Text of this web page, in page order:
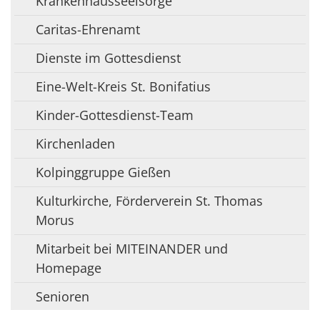
Caritas-Ehrenamt
Dienste im Gottesdienst
Eine-Welt-Kreis St. Bonifatius
Kinder-Gottesdienst-Team
Kirchenladen
Kolpinggruppe Gießen
Kulturkirche, Förderverein St. Thomas
Morus
Mitarbeit bei MITEINANDER und
Homepage
Senioren